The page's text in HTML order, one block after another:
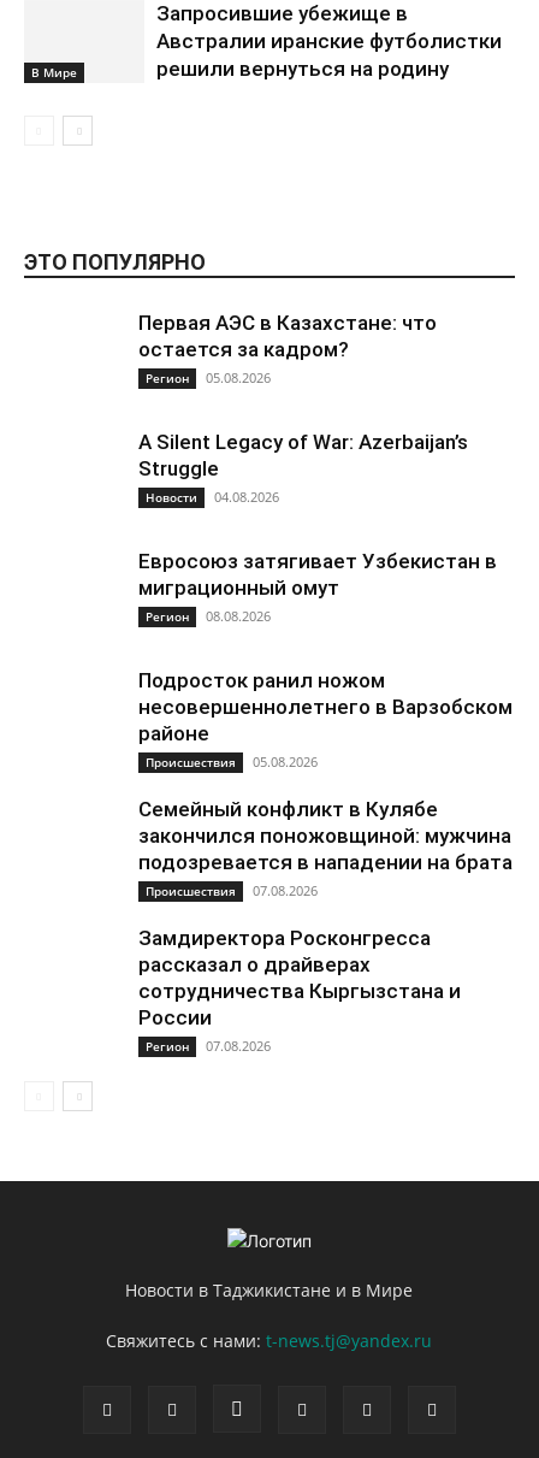
В Мире
Запросившие убежище в
Австралии иранские футболистки
решили вернуться на родину
ЭТО ПОПУЛЯРНО
Первая АЭС в Казахстане: что
остается за кадром?
Регион 05.08.2026
A Silent Legacy of War: Azerbaijan’s
Struggle
Новости 04.08.2026
Евросоюз затягивает Узбекистан в
миграционный омут
Регион 08.08.2026
Подросток ранил ножом
несовершеннолетнего в Варзобском
районе
Происшествия 05.08.2026
Семейный конфликт в Кулябе
закончился поножовщиной: мужчина
подозревается в нападении на брата
Происшествия 07.08.2026
Замдиректора Росконгресса
рассказал о драйверах
сотрудничества Кыргызстана и
России
Регион 07.08.2026
Новости в Таджикистане и в Мире
Свяжитесь с нами:t-news.tj@yandex.ru